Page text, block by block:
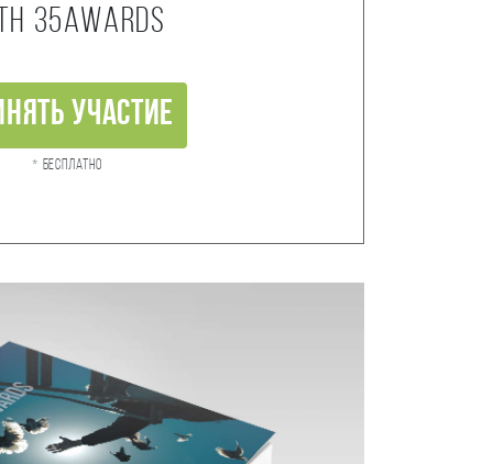
35AWARDS
участие
* Бесплатно